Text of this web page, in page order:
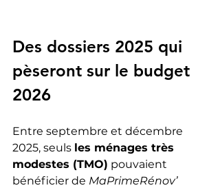
Des dossiers 2025 qui
pèseront sur le budget
2026
Entre septembre et décembre
2025, seuls les ménages très
modestes (TMO) pouvaient
bénéficier de MaPrimeRénov’